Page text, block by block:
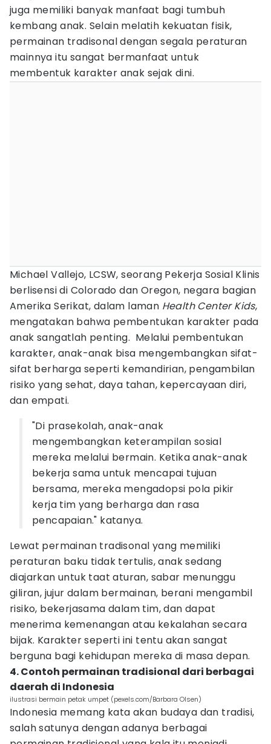
juga memiliki banyak manfaat bagi tumbuh
kembang anak. Selain melatih kekuatan fisik,
permainan tradisonal dengan segala peraturan
mainnya itu sangat bermanfaat untuk
membentuk karakter anak sejak dini.
Michael Vallejo, LCSW, seorang Pekerja Sosial Klinis
berlisensi di Colorado dan Oregon, negara bagian
Amerika Serikat, dalam laman Health Center Kids,
mengatakan bahwa pembentukan karakter pada
anak sangatlah penting. Melalui pembentukan
karakter, anak-anak bisa mengembangkan sifat-
sifat berharga seperti kemandirian, pengambilan
risiko yang sehat, daya tahan, kepercayaan diri,
dan empati.
"Di prasekolah, anak-anak
mengembangkan keterampilan sosial
mereka melalui bermain. Ketika anak-anak
bekerja sama untuk mencapai tujuan
bersama, mereka mengadopsi pola pikir
kerja tim yang berharga dan rasa
pencapaian." katanya.
Lewat permainan tradisonal yang memiliki
peraturan baku tidak tertulis, anak sedang
diajarkan untuk taat aturan, sabar menunggu
giliran, jujur dalam bermainan, berani mengambil
risiko, bekerjasama dalam tim, dan dapat
menerima kemenangan atau kekalahan secara
bijak. Karakter seperti ini tentu akan sangat
berguna bagi kehidupan mereka di masa depan.
4. Contoh permainan tradisional dari berbagai
daerah di Indonesia
ilustrasi bermain petak umpet (pexels.com/Barbara Olsen)
Indonesia memang kata akan budaya dan tradisi,
salah satunya dengan adanya berbagai